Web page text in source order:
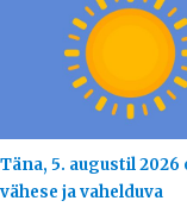
Täna, 5. augustil 2026
vähese ja vahelduva